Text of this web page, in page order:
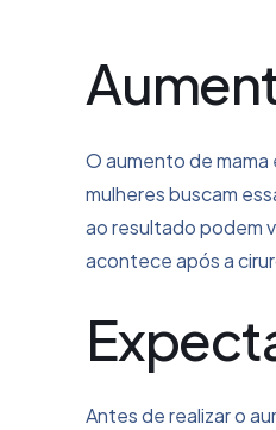
O aumento de mama
mulheres buscam
ao resultado podem
acontece após a
Antes de realizar o